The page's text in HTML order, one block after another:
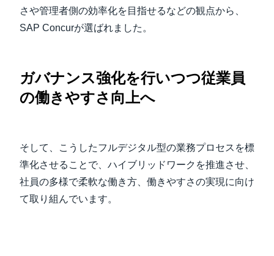
さや管理者側の効率化を目指せるなどの観点から、
SAP Concurが選ばれました。
ガバナンス強化を行いつつ従業員
の働きやすさ向上へ
そして、こうしたフルデジタル型の業務プロセスを標
準化させることで、ハイブリッドワークを推進させ、
社員の多様で柔軟な働き方、働きやすさの実現に向け
て取り組んでいます。